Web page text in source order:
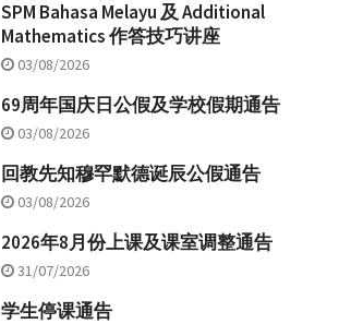
SPM Bahasa Melayu 及 Additional
Mathematics 作答技巧讲座
03/08/2026
69周年国庆日公假及学校假期通告
03/08/2026
回教先知穆罕默德诞辰公假通告
03/08/2026
2026年8月份上课及课室调整通告
31/07/2026
学生停课通告